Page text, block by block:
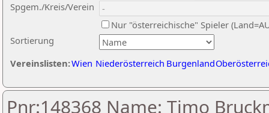
Sortierung
Spgem./Kreis/Verein
Nur "österreichische" Spieler
Vereinslisten:Wien Niederösterreich Burgenland
Pnr:148368 Name: Timo